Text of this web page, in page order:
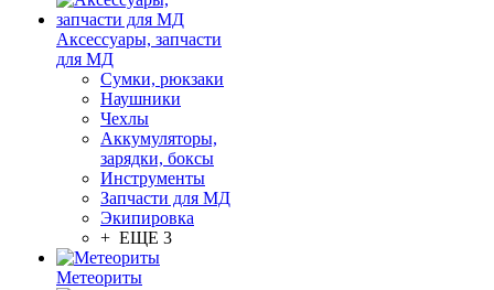
Аксессуары, запчасти
для МД
Сумки, рюкзаки
Наушники
Чехлы
Аккумуляторы,
зарядки, боксы
Инструменты
Запчасти для МД
Экипировка
+ ЕЩЕ 3
Метеориты